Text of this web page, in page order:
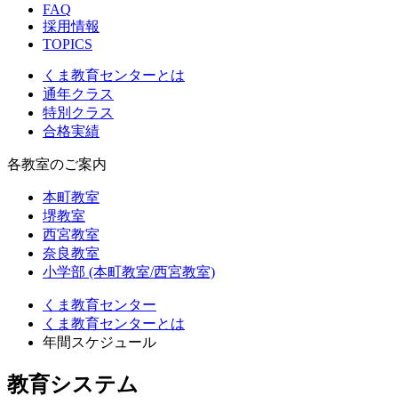
FAQ
採用情報
TOPICS
くま教育センターとは
通年クラス
特別クラス
合格実績
各教室のご案内
本町教室
堺教室
西宮教室
奈良教室
小学部 (本町教室/西宮教室)
くま教育センター
くま教育センターとは
年間スケジュール
教育システム